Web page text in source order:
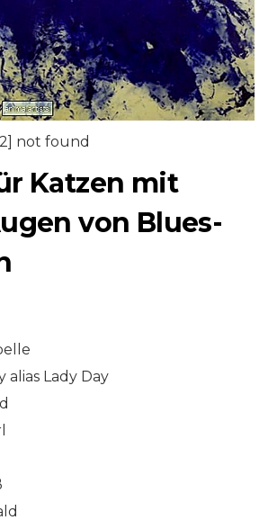
not found
Katzen mit
von Blues-
alias Lady Day